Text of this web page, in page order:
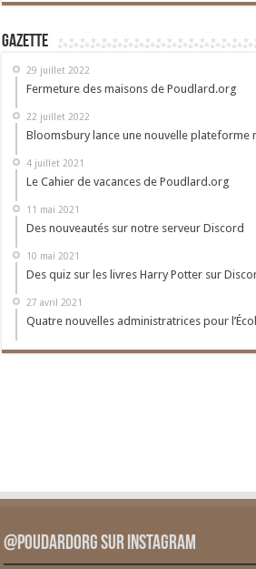
Gazette
29 juillet 2022
Fermeture des maisons de Poudlard.org
22 juillet 2022
Bloomsbury lance une nouvelle plateforme
4 juillet 2021
Le Cahier de vacances de Poudlard.org
11 mai 2021
Des nouveautés sur notre serveur Discord
10 mai 2021
Des quiz sur les livres Harry Potter sur
27 avril 2021
Quatre nouvelles administratrices pour
@PoudardOrg sur Instagram